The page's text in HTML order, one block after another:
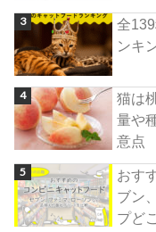
全
ンキ
猫は
量や
意点
おす
ブン
プど